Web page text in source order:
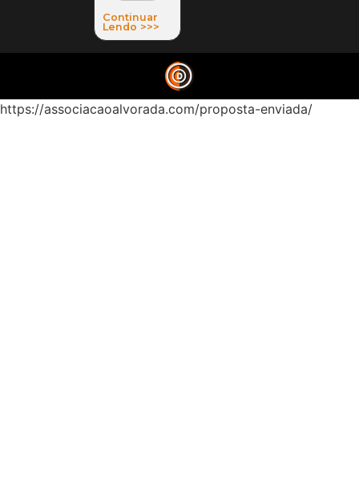
Continuar
Lendo >>>
https://associacaoalvorada.com/proposta-enviada/